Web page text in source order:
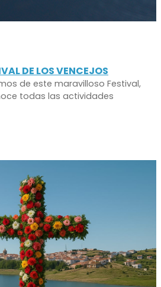
DE LOS VENCEJOS
de este maravilloso Festival,
todas las actividades